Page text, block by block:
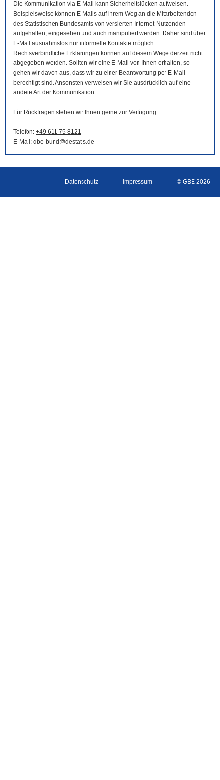
Die Kommunikation via E-Mail
kann Sicherheitslücken aufweisen.
Beispielsweise können E-Mails auf ihrem Weg an die Mitarbeitenden
des Statistischen Bundesamts von versierten Internet-Nutzenden
aufgehalten, eingesehen und auch manipuliert werden. Daher sind über
E-Mail ausnahmslos nur informelle Kontakte möglich.
Rechtsverbindliche Erklärungen können auf diesem Wege derzeit nicht
abgegeben werden. Sollten wir eine E-Mail von Ihnen erhalten, so
gehen wir davon aus, dass wir zu einer Beantwortung per E-Mail
berechtigt sind. Ansonsten verweisen wir Sie ausdrücklich auf eine
andere Art der Kommunikation.
Für Rückfragen stehen wir Ihnen gerne zur Verfügung:
Telefon: +49 611 75 8121
E-Mail : gbe-bund@destatis.de
Datenschutz Impressum © GBE 2026